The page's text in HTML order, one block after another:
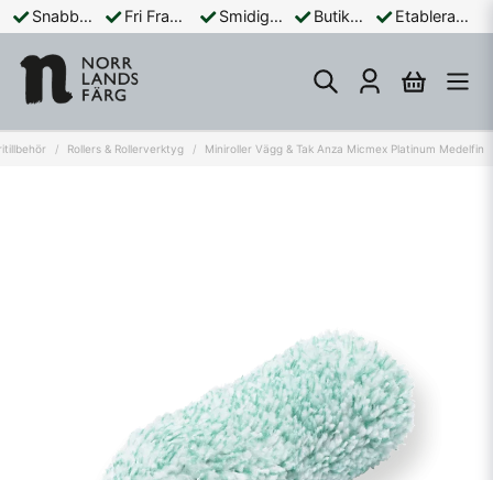
Snabba Leveranser Fri Frakt Över 899:- Smidiga Betalningar Butik och Online Etablerad Sedan 1965
Rollers & Rollerverktyg Miniroller Vägg & Tak Anza Micmex Platinum Medelfin